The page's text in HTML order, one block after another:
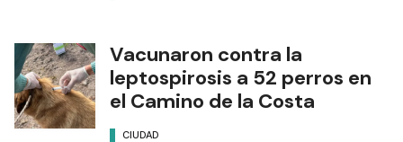
Vacunaron contra la
leptospirosis a 52 perros en
el Camino de la Costa
CIUDAD